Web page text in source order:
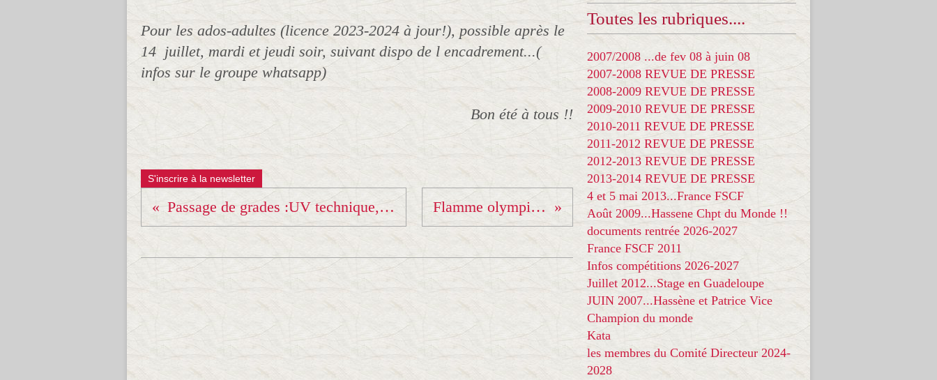
Pour les ados-adultes (licence 2023-2024 à jour!), possible après le
14 juillet, mardi et jeudi soir, suivant dispo de l encadrement...(
infos sur le groupe whatsapp)
Bon été à tous !!
S'inscrire à la newsletter
Passage de grades :UV technique, Ceyrat Flamme olympique !
Toutes les rubriques....
2007/2008 ...de fev 08 à juin 08
2007-2008 REVUE DE PRESSE
2008-2009 REVUE DE PRESSE
2009-2010 REVUE DE PRESSE
2010-2011 REVUE DE PRESSE
2011-2012 REVUE DE PRESSE
2012-2013 REVUE DE PRESSE
2013-2014 REVUE DE PRESSE
4 et 5 mai 2013...France FSCF
Août 2009...Hassene Chpt du Monde !!
documents rentrée 2026-2027
France FSCF 2011
Infos compétitions 2026-2027
Juillet 2012...Stage en Guadeloupe
JUIN 2007...Hassène et Patrice Vice
Champion du monde
Kata
les membres du Comité Directeur 2024-
2028